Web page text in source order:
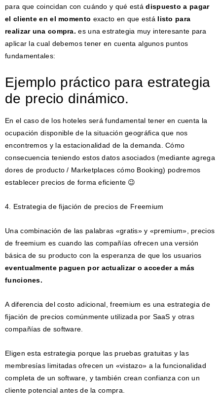
para que coincidan con cuándo y qué estádispuesto a pagar
el cliente en el momento exacto en que está listo para
realizar una compra. es una estrategia muy interesante para
aplicar la cual debemos tener en cuenta algunos puntos
fundamentales:
Ejemplo práctico para estrategia
de precio dinámico.
En el caso de los hoteles será fundamental tener en cuenta la
ocupación disponible de la situación geográfica que nos
encontremos y la estacionalidad de la demanda. Cómo
consecuencia teniendo estos datos asociados (mediante agrega
dores de producto / Marketplaces cómo Booking) podremos
establecer precios de forma eficiente 😉
4. Estrategia de fijación de precios de Freemium
Una combinación de las palabras «gratis» y «premium», precios
de freemium es cuando las compañías ofrecen una versión
básica de su producto con la esperanza de que los usuarios
eventualmente paguen por actualizar o acceder a más
funciones.
A diferencia del costo adicional, freemium es una estrategia de
fijación de precios comúnmente utilizada por SaaS y otras
compañías de software.
Eligen esta estrategia porque las pruebas gratuitas y las
membresías limitadas ofrecen un «vistazo» a la funcionalidad
completa de un software, y también crean confianza con un
cliente potencial antes de la compra.